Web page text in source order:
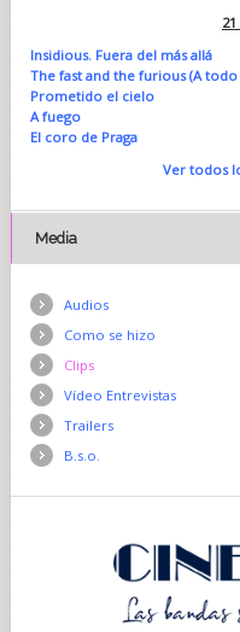
Insidious. Fuera del más allá
The fast and the furious (A todo
Prometido el cielo
A fuego
El coro de Praga
Ver todos
Media
Audios
Como se hizo
Clips
Vídeo Entrevistas
Trailers
B.s.o.